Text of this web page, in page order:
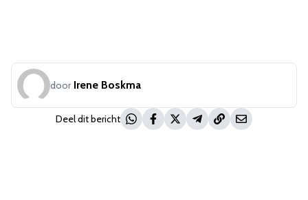
door Irene Boskma
Deel dit bericht